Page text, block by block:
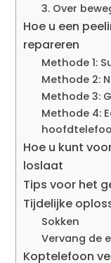
3. Over
Hoe u een
repareren
Methode 1:
Methode 2:
Methode 3:
Methode 4:
Hoe u kunt
loslaat
Tips voor het
Tijdelijke
Sokken
Vervang de
Koptelefoon